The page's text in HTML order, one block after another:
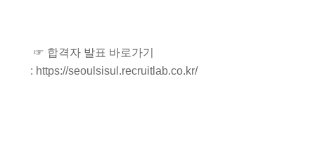
☞ 합격자 발표 바로가기
: https://seoulsisul.recruitlab.co.kr/